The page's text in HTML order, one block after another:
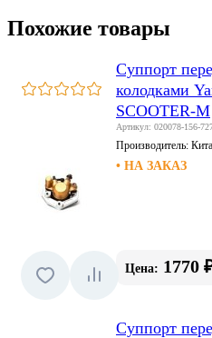
Похожие товары
Суппорт
колодками
SCOOTER-M
Артикул: 020078-156-
Производитель:
• НА ЗАКАЗ
Цена: 1770
Суппорт